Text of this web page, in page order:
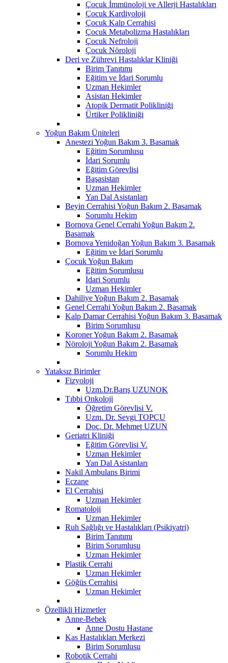
Çocuk İmmünoloji ve Allerji Hastalıkları
Çocuk Kardiyoloji
Çocuk Kalp Cerrahisi
Çocuk Metabolizma Hastalıkları
Çocuk Nefroloji
Çocuk Nöroloji
Deri ve Zührevi Hastalıklar Kliniği
Birim Tanıtımı
Eğitim ve İdari Sorumlu
Uzman Hekimler
Asistan Hekimler
Atopik Dermatit Polikliniği
Ürtiker Polikliniği
Yoğun Bakım Üniteleri
Anestezi Yoğun Bakım 3. Basamak
Eğitim Sorumlusu
İdari Sorumlu
Eğitim Görevlisi
Başasistan
Uzman Hekimler
Yan Dal Asistanları
Beyin Cerrahisi Yoğun Bakım 2. Basamak
Sorumlu Hekim
Bornova Genel Cerrahi Yoğun Bakım 2.
Basamak
Bornova Yenidoğan Yoğun Bakım 3. Basamak
Eğitim ve İdari Sorumlu
Çocuk Yoğun Bakım
Eğitim Sorumlusu
İdari Sorumlu
Uzman Hekimler
Dahiliye Yoğun Bakım 2. Basamak
Genel Cerrahi Yoğun Bakım 2. Basamak
Kalp Damar Cerrahisi Yoğun Bakım 3. Basamak
Birim Sorumlusu
Koroner Yoğun Bakım 2. Basamak
Nöroloji Yoğun Bakım 2. Basamak
Sorumlu Hekim
Yataksız Birimler
Fizyoloji
Uzm.Dr.Barış UZUNOK
Tıbbi Onkoloji
Öğretim Görevlisi V.
Uzm. Dr. Sevgi TOPÇU
Doç. Dr. Mehmet UZUN
Geriatri Kliniği
Eğitim Görevlisi V.
Uzman Hekimler
Yan Dal Asistanları
Nakil Ambulans Birimi
Eczane
El Cerrahisi
Uzman Hekimler
Romatoloji
Uzman Hekimler
Ruh Sağlığı ve Hastalıkları (Psikiyatri)
Birim Tanıtımı
Birim Sorumlusu
Uzman Hekimler
Plastik Cerrahi
Uzman Hekimler
Göğüs Cerrahisi
Uzman Hekimler
Özellikli Hizmetler
Anne-Bebek
Anne Dostu Hastane
Kas Hastalıkları Merkezi
Birim Sorumlusu
Robotik Cerrahi